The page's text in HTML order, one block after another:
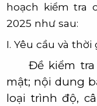
hoạch kiểm tra
2025 như sau:
I. Yêu cầu và thời
Đề kiểm
mật; nội dung
loại trình độ,